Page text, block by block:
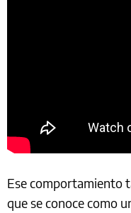
Ese comportamiento
que se conoce como